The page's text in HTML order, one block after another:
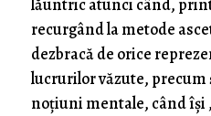
lăuntric atunci când,
recurgând la metode
dezbracă de orice
lucrurilor văzute, precum
noţiuni mentale, când îşi